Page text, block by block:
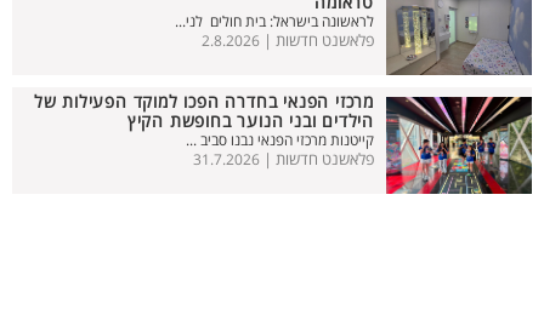
לראשונה בישראל: בית חולים לני...
פלאשנט חדשות | 2.8.2026
מרכזי הפנאי בחדרה הפכו למוקד הפעילות של
הילדים ובני הנוער בחופשת הקיץ
קייטנות מרכזי הפנאי נבנו סביב ...
פלאשנט חדשות | 31.7.2026